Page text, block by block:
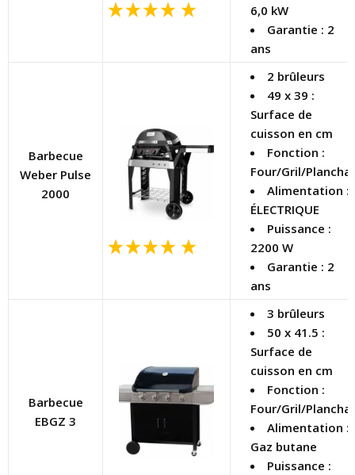
6,0 kW
Garantie : 2
ans
Barbecue
Weber Pulse
2000
2 brûleurs
49 x 39 :
Surface de
cuisson en cm
Fonction :
Four/Gril/Plancha
Alimentation :
ÉLECTRIQUE
Puissance :
2200 W
Garantie : 2
ans
Barbecue
EBGZ 3
3 brûleurs
50 x 41.5 :
Surface de
cuisson en cm
Fonction :
Four/Gril/Plancha
Alimentation :
Gaz butane
Puissance :